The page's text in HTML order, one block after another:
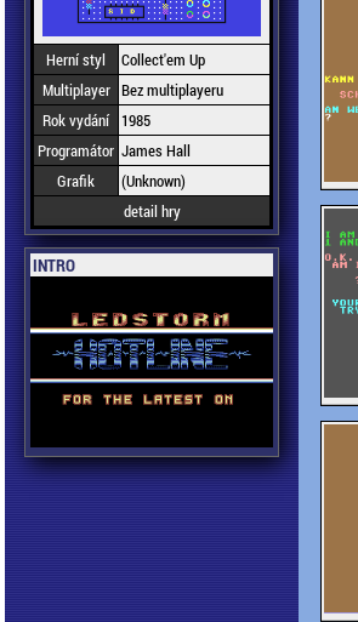
Herní styl
Collect'em Up
Multiplayer Bez multiplayeru
Rok vydání
1985
Programátor James Hall
Grafik
(Unknown)
detail hry
INTRO